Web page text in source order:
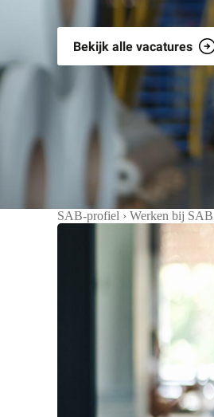
Bekijk alle vacatures
SAB-profiel › Werken bij SAB